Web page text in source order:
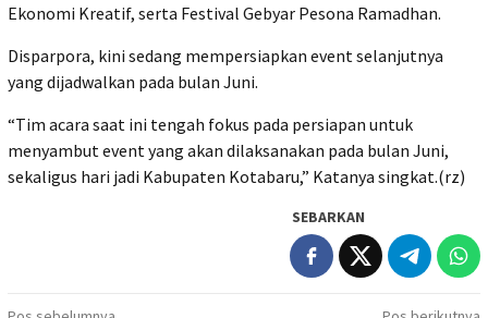
Ekonomi Kreatif, serta Festival Gebyar Pesona Ramadhan.
Disparpora, kini sedang mempersiapkan event selanjutnya
yang dijadwalkan pada bulan Juni.
“Tim acara saat ini tengah fokus pada persiapan untuk
menyambut event yang akan dilaksanakan pada bulan Juni,
sekaligus hari jadi Kabupaten Kotabaru,” Katanya singkat.(rz)
SEBARKAN